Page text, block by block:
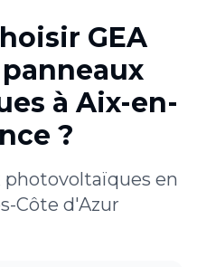
GEA
panneaux
à Aix-en-
?
photovoltaïques en
Côte d'Azur